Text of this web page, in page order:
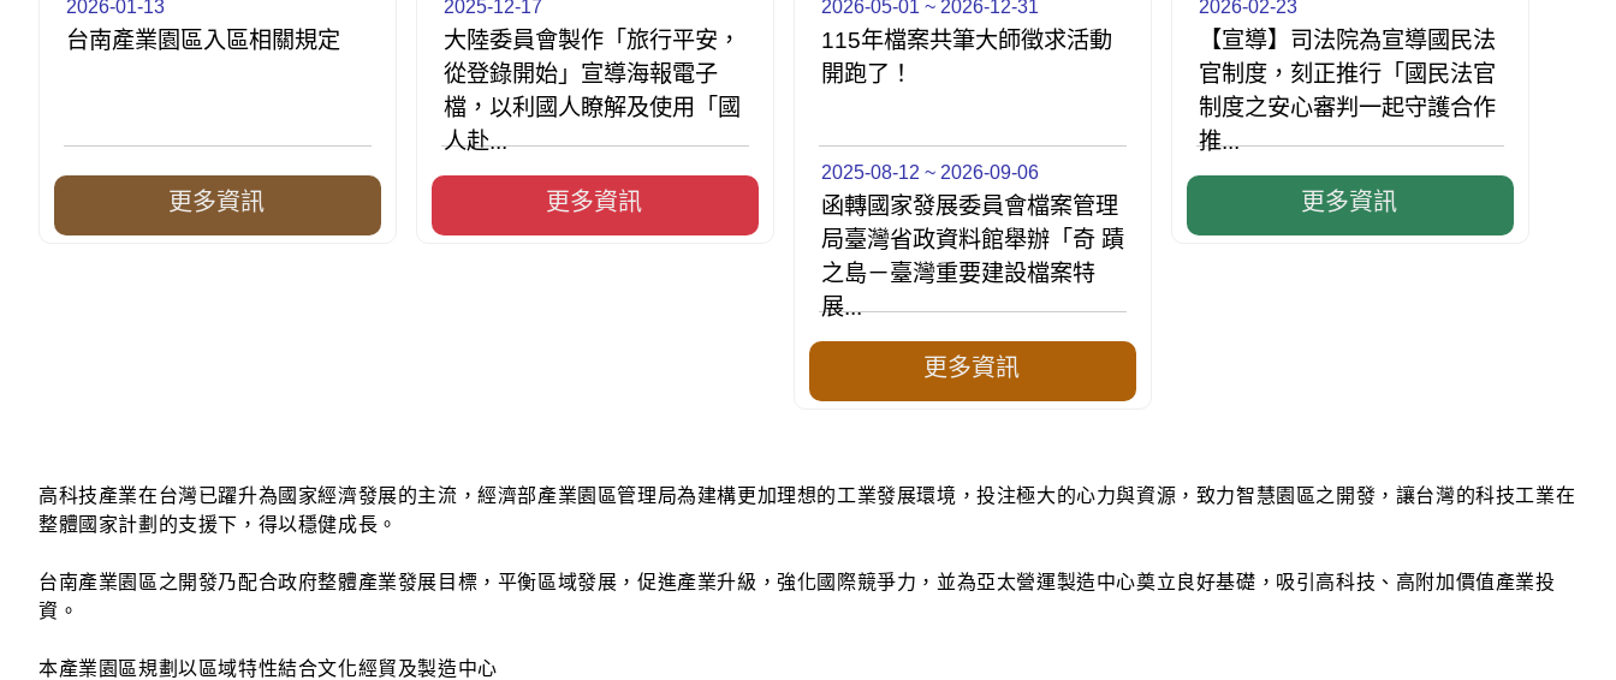
2026-01-13
台南產業園區入區相關規定
更多資訊
2025-12-17
大陸委員會製作「旅行平安，
從登錄開始」宣導海報電子
檔，以利國人瞭解及使用「國
人赴...
更多資訊
2026-05-01 ~ 2026-12-31
115年檔案共筆大師徵求活動
開跑了！
2025-08-12 ~ 2026-09-06
函轉國家發展委員會檔案管理
局臺灣省政資料館舉辦「奇 蹟
之島－臺灣重要建設檔案特
展...
更多資訊
2026-02-23
【宣導】司法院為宣導國民法
官制度，刻正推行「國民法官
制度之安心審判一起守護合作
推...
更多資訊
高科技產業在台灣已躍升為國家經濟發展的主流，經濟部產業園區管理局為建構更加理想的工業發展環境，投注極大的心力與資源，致力智慧園區之開發，讓台灣的科技工業在
整體國家計劃的支援下，得以穩健成長。
台南產業園區之開發乃配合政府整體產業發展目標，平衡區域發展，促進產業升級，強化國際競爭力，並為亞太營運製造中心奠立良好基礎，吸引高科技、高附加價值產業投
資。
本產業園區規劃以區域特性結合文化經貿及製造中心